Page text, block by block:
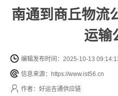
南通到商丘物流
运输
编辑发布时间：2025-10-13
信息来源：https://www.ist56.cn
作者：好运吉通供应链